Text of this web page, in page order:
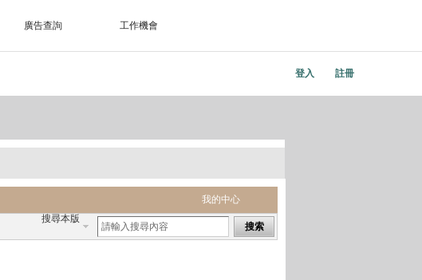
廣告查詢 工作機會
登入 註冊
我的中心
搜尋本版
搜索